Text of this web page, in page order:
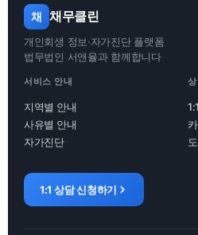
채 채무클린
개인회생 정보·자가진단 플랫폼
법무법인 서앤율과 함께합니다
서비스 안내
지역별 안내
사유별 안내
자가진단
1:1 상담 신청하기